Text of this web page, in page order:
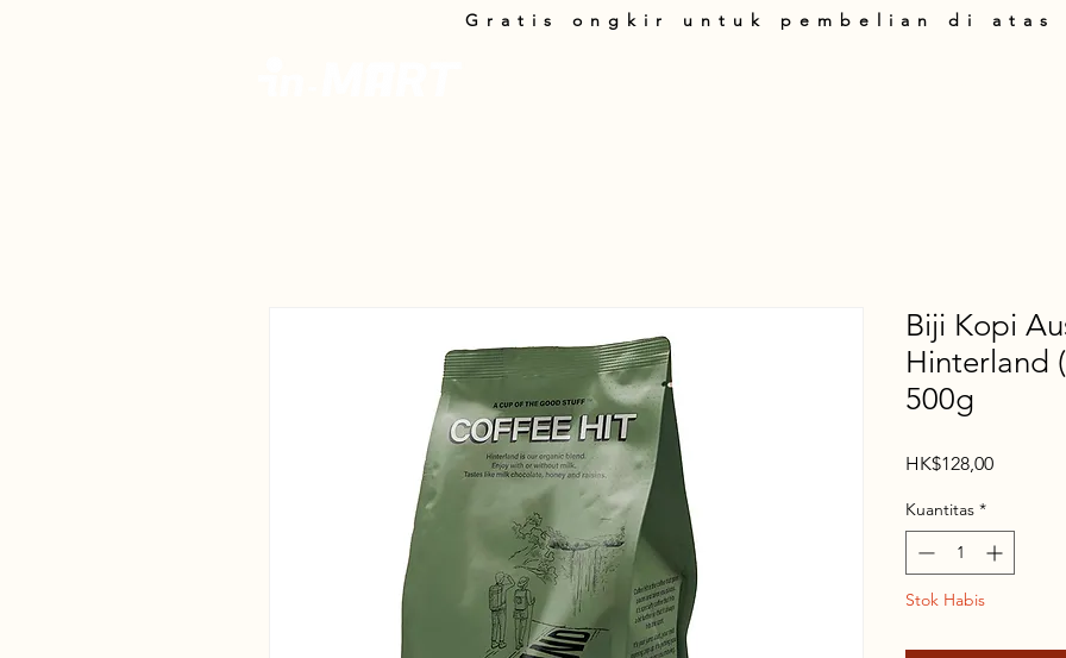
Gratis ongkir untuk pembelian di atas
Biji Kopi
Hinterland
500g
HK$128,00Harga
Kuantitas *
Stok Habis